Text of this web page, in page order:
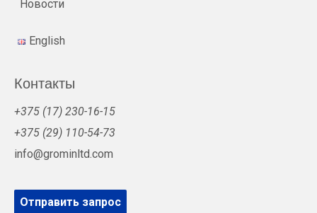
Новости
English
Контакты
+375 (17) 230-16-15
+375 (29) 110-54-73
info@grominltd.com
Отправить запрос